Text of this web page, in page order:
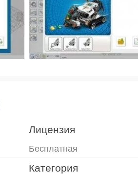
Лицензия
Бесплатная
Категория